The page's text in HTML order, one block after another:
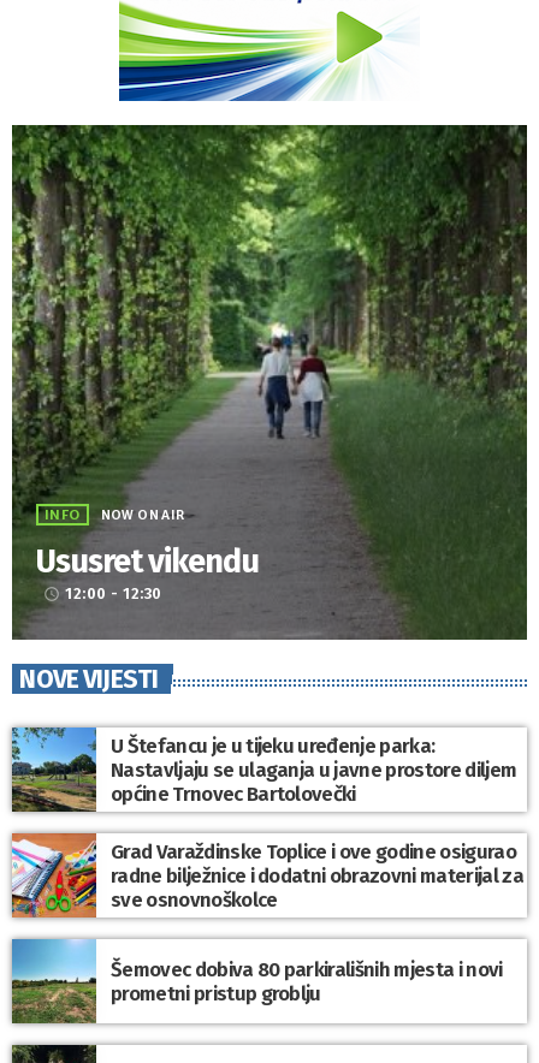
INFO NOW ON AIR
Ususret vikendu
access_time 12:00 - 12:30
NOVE VIJESTI
U Štefancu je u tijeku uređenje parka:
Nastavljaju se ulaganja u javne prostore diljem
općine Trnovec Bartolovečki
Grad Varaždinske Toplice i ove godine osigurao
radne bilježnice i dodatni obrazovni materijal za
sve osnovnoškolce
Šemovec dobiva 80 parkirališnih mjesta i novi
prometni pristup groblju